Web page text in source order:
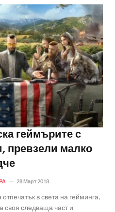
геймърите с
превзели малко
28 Март 2018
в света на гейминга,
своя следваща част и